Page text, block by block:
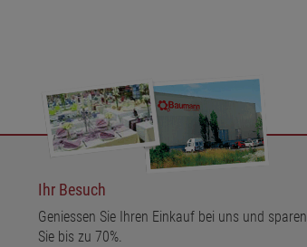
Ihr Besuch
Geniessen Sie Ihren Einkauf bei uns und sparen
Sie bis zu 70%.